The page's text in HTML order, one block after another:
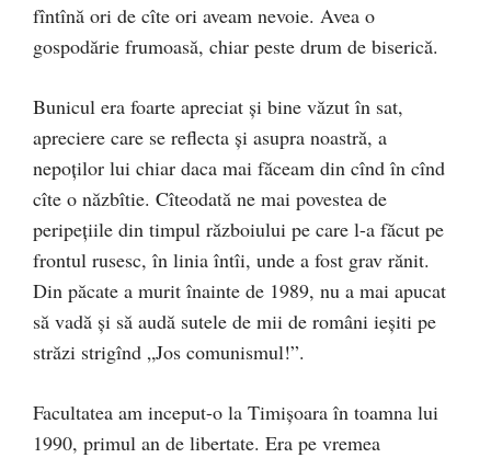
fîntînă ori de cîte ori aveam nevoie. Avea o
gospodărie frumoasă, chiar peste drum de biserică.
Bunicul era foarte apreciat și bine văzut în sat,
apreciere care se reflecta și asupra noastră, a
nepoților lui chiar daca mai făceam din cînd în cînd
cîte o năzbîtie. Cîteodată ne mai povestea de
peripețiile din timpul războiului pe care l-a făcut pe
frontul rusesc, în linia întîi, unde a fost grav rănit.
Din păcate a murit înainte de 1989, nu a mai apucat
să vadă și să audă sutele de mii de români ieșiti pe
străzi strigînd „Jos comunismul!”.
Facultatea am inceput-o la Timișoara în toamna lui
1990, primul an de libertate. Era pe vremea